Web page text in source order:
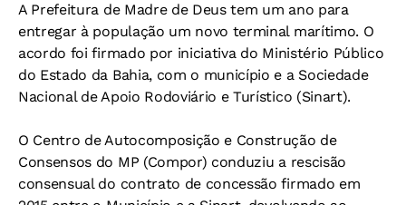
A Prefeitura de Madre de Deus tem um ano para
entregar à população um novo terminal marítimo. O
acordo foi firmado por iniciativa do Ministério Público
do Estado da Bahia, com o município e a Sociedade
Nacional de Apoio Rodoviário e Turístico (Sinart).
O Centro de Autocomposição e Construção de
Consensos do MP (Compor) conduziu a rescisão
consensual do contrato de concessão firmado em